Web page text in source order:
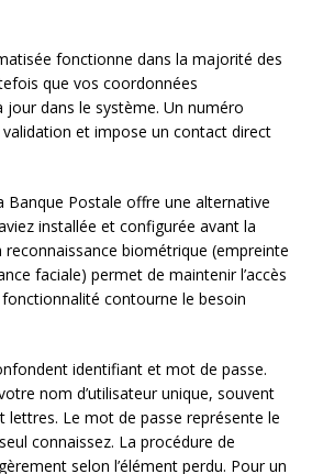
fonctionne dans la majorité des
que vos coordonnées
dans le système. Un numéro
et impose un contact direct
Banque Postale offre une alternative
installée et configurée avant la
reconnaissance biométrique (empreinte
faciale) permet de maintenir l’accès
contourne le besoin
identifiant et mot de passe.
nom d’utilisateur unique, souvent
lettres. Le mot de passe représente le
connaissez. La procédure de
selon l’élément perdu. Pour un